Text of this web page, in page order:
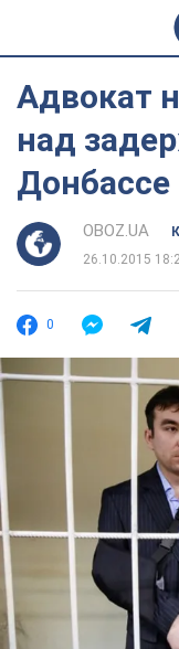
Адвокат
над
OBOZ.UA
26.10.2015
0